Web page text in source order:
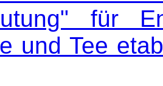
für
und Tee